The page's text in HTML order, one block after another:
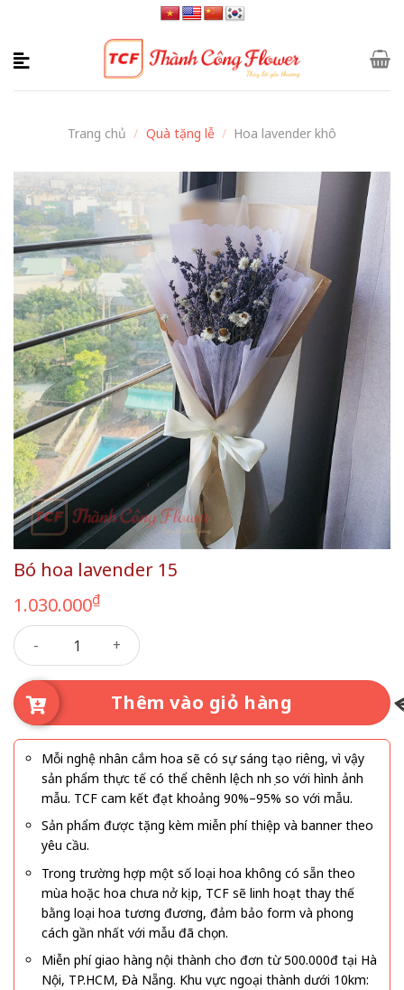
content
Trang chủ / Quà tặng lễ / Hoa lavender khô
Bó hoa lavender 15
1.030.000₫
Bó hoa lavender 15 số lượng
Thêm vào giỏ hàng
Mỗi nghệ nhân cắm hoa sẽ có sự sáng tạo riêng, vì vậy
sản phẩm thực tế có thể chênh lệch nhẹ so với hình ảnh
mẫu. TCF cam kết đạt khoảng 90%–95% so với mẫu.
Sản phẩm được tặng kèm miễn phí thiệp và banner theo
yêu cầu.
Trong trường hợp một số loại hoa không có sẵn theo
mùa hoặc hoa chưa nở kịp, TCF sẽ linh hoạt thay thế
bằng loại hoa tương đương, đảm bảo form và phong
cách gần nhất với mẫu đã chọn.
Miễn phí giao hàng nội thành cho đơn từ 500.000đ tại Hà
Nội, TP.HCM, Đà Nẵng. Khu vực ngoại thành dưới 10km: